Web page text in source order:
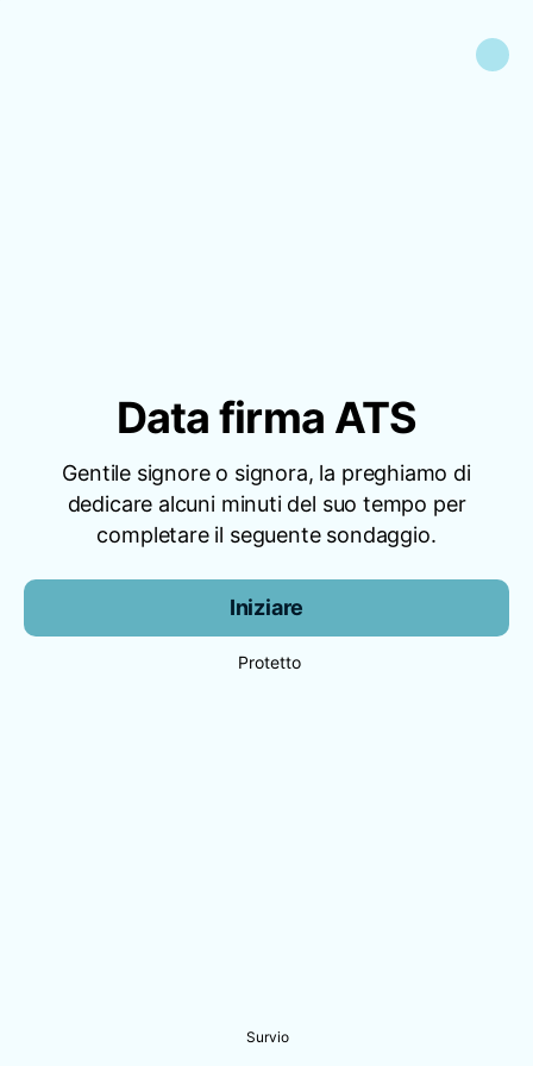
Data firma ATS
Gentile signore o signora, la preghiamo di
dedicare alcuni minuti del suo tempo per
completare il seguente sondaggio.
Iniziare
Protetto
Survio